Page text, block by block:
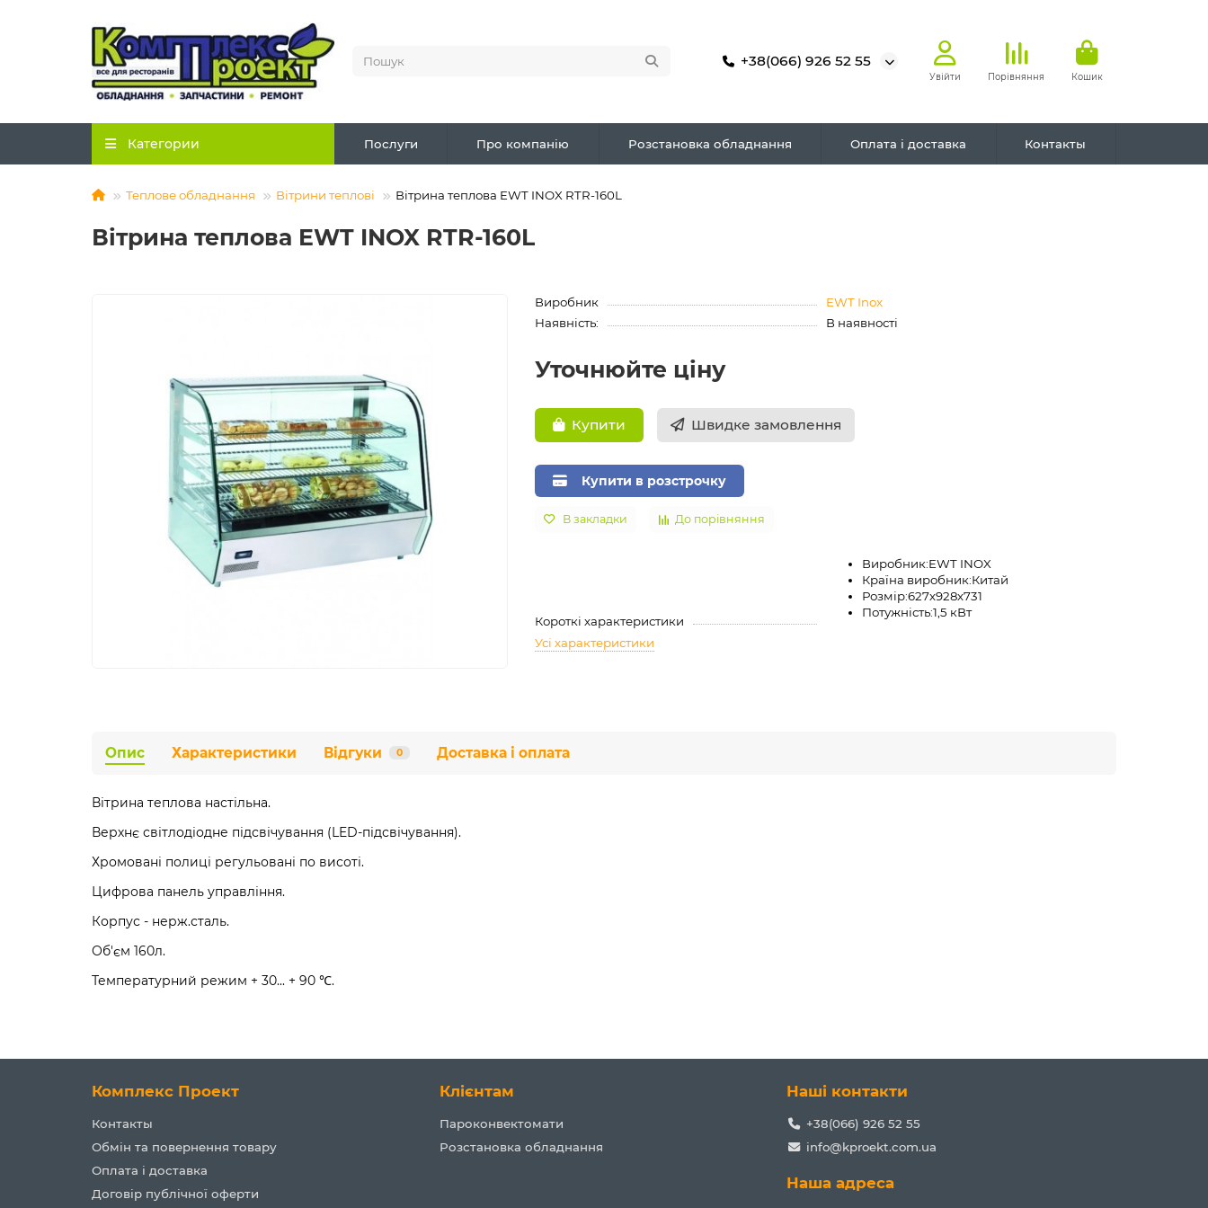
+38(066) 926 52 55
Увійти Порівняння Кошик
Категории Послуги Про компанію Розстановка обладнання Оплата і доставка Контакты
Теплове обладнання Вітрини теплові Вітрина теплова EWT INOX RTR-160L
Вітрина теплова EWT INOX RTR-160L
Виробник
EWT Inox
Наявність:
В наявності
Уточнюйте ціну
Купити Швидке замовлення
Купити в розстрочку
В закладки До порівняння
Короткі характеристики
Виробник:EWT INOX
Країна виробник:Китай
Розмір:627х928х731
Потужність:1,5 кВт
Усі характеристики
Опис Характеристики Відгуки 0 Доставка і оплата
Вітрина теплова настільна.
Верхнє світлодіодне підсвічування (LED-підсвічування).
Хромовані полиці регульовані по висоті.
Цифрова панель управління.
Корпус - нерж.сталь.
Об'єм 160л.
Температурний режим + 30... + 90 ℃.
Комплекс Проект
Контакты
Обмін та повернення товару
Оплата і доставка
Договір публічної оферти
Клієнтам
Пароконвектомати
Розстановка обладнання
Наші контакти
+38(066) 926 52 55
info@kproekt.com.ua
Наша адреса